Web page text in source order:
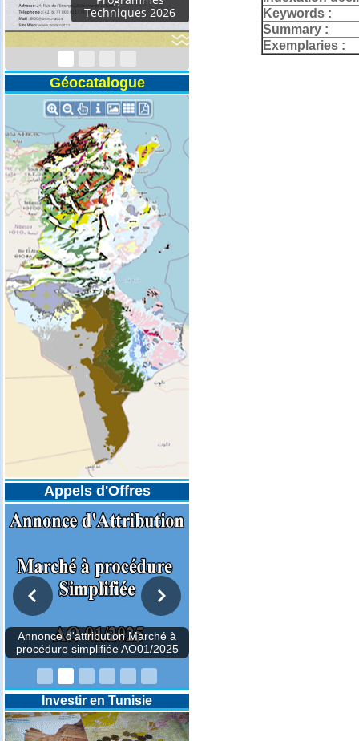
Techniques 2026
Géocatalogue
Appels d'Offres
Investir en Tunisie
Keywords :
Summary :
Exemplaries :